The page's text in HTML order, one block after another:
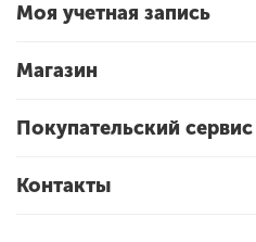
Моя учетная запись
Магазин
Покупательский сервис
Контакты